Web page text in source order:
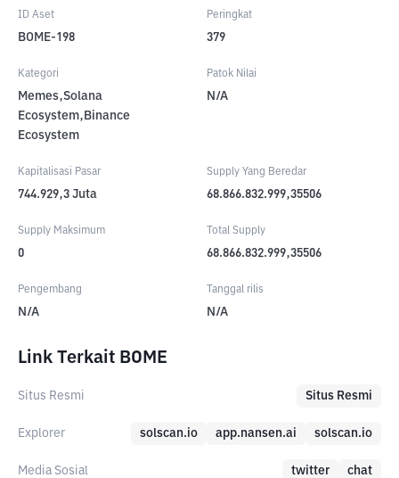
ID Aset
BOME-198
Peringkat
379
Kategori
Memes,Solana
Ecosystem,Binance
Ecosystem
Patok Nilai
N/A
Kapitalisasi Pasar
744.929,3 Juta
Supply Yang Beredar
68.866.832.999,35506
Supply Maksimum
0
Total Supply
68.866.832.999,35506
Pengembang
N/A
Tanggal rilis
N/A
Link Terkait BOME
Situs Resmi Situs Resmi
Explorer solscan.io app.nansen.ai solscan.io
Media Sosial twitter chat